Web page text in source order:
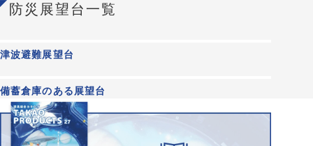
防災展望台一覧
津波避難展望台
備蓄倉庫のある展望台